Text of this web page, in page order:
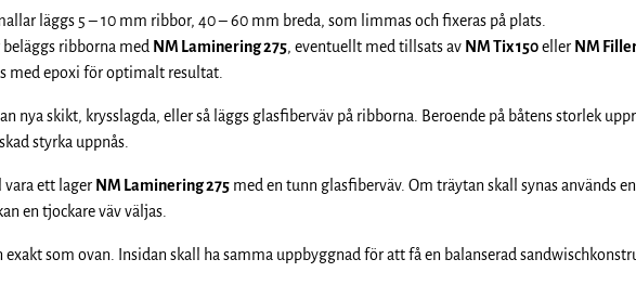
läggs 5 – 10 mm ribbor, 40 – 60 mm breda, som limmas och fixeras på plats.
ribborna med NM Laminering 275, eventuellt med tillsats av NM Tix 150eller NM
med epoxi för optimalt resultat.
nya skikt, krysslagda, eller så läggs glasfiberväv på ribborna. Beroende på båtens storlek
styrka uppnås.
vara ett lager NM Laminering 275 med en tunn glasfiberväv. Om träytan skall synas används en
en tjockare väv väljas.
exakt som ovan. Insidan skall ha samma uppbyggnad för att få en balanserad